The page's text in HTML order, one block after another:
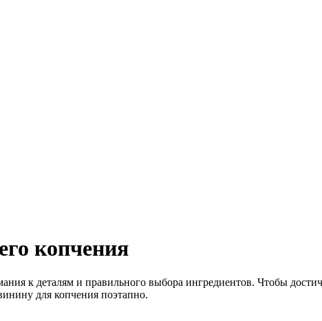
копчения
к деталям и правильного выбора ингредиентов. Чтобы
для копчения поэтапно.